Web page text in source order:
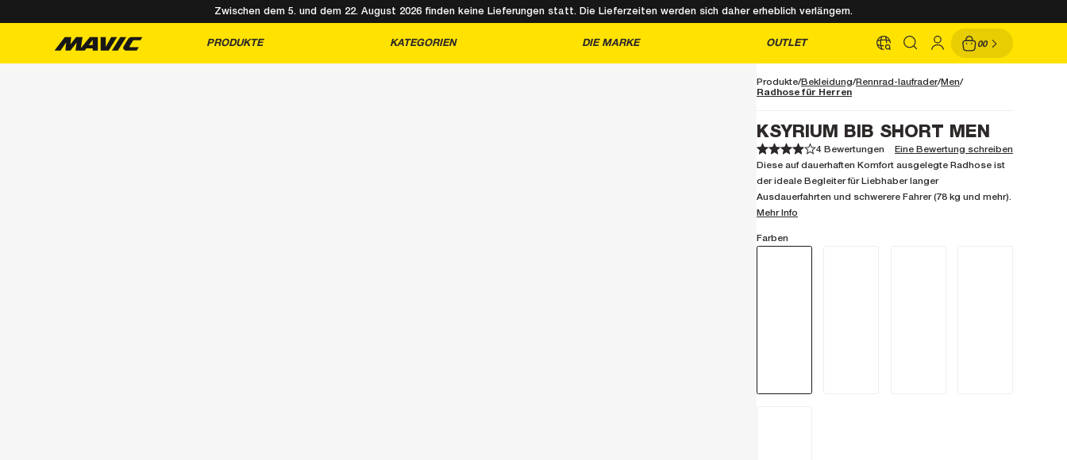
Zwischen dem 5. und dem 22. August 2026 finden keine Lieferungen statt. Die Lieferzeiten werden sich daher erheblich verlängern.
PRODUKTE KATEGORIEN DIE MARKE OUTLET 00
Produkte Bekleidung Rennrad-laufrader Men
Radhose für Herren
KSYRIUM BIB SHORT MEN
1 2 3 4 5
1 2 3 4 5 4 Bewertungen
Eine Bewertung schreiben
Diese auf dauerhaften Komfort ausgelegte Radhose ist
der ideale Begleiter für Liebhaber langer
Ausdauerfahrten und schwerere Fahrer (78 kg und mehr).
Mehr Info
Farben